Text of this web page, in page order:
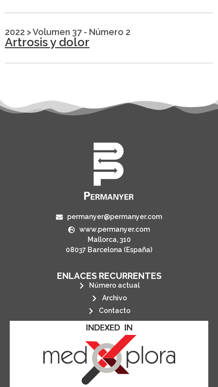
2022 >Volumen 37 - Número 2
Artrosis y dolor
permanyer@permanyer.com
www.permanyer.com
Mallorca, 310
08037 Barcelona (España)
ENLACES RECURRENTES
Número actual
Archivo
Contacto